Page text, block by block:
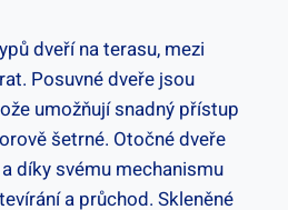
dveří na terasu, mezi
Posuvné dveře jsou
umožňují snadný přístup
šetrné. Otočné dveře
díky svému mechanismu
a průchod. Skleněné